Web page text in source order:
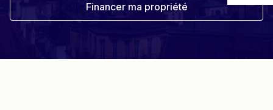
Financer ma propriété